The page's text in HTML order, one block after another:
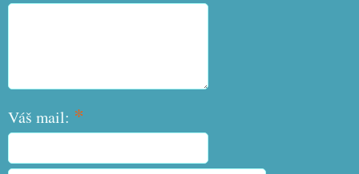
Váš mail: *